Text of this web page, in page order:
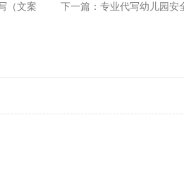
（文案
下一篇： 专业代写幼儿园安